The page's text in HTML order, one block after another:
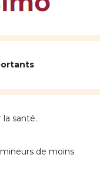
la santé.
de moins